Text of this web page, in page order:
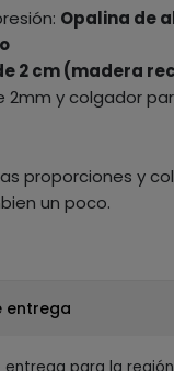
Opalina de
2 cm (madera
2mm y colgador
proporciones y
un poco.
entrega